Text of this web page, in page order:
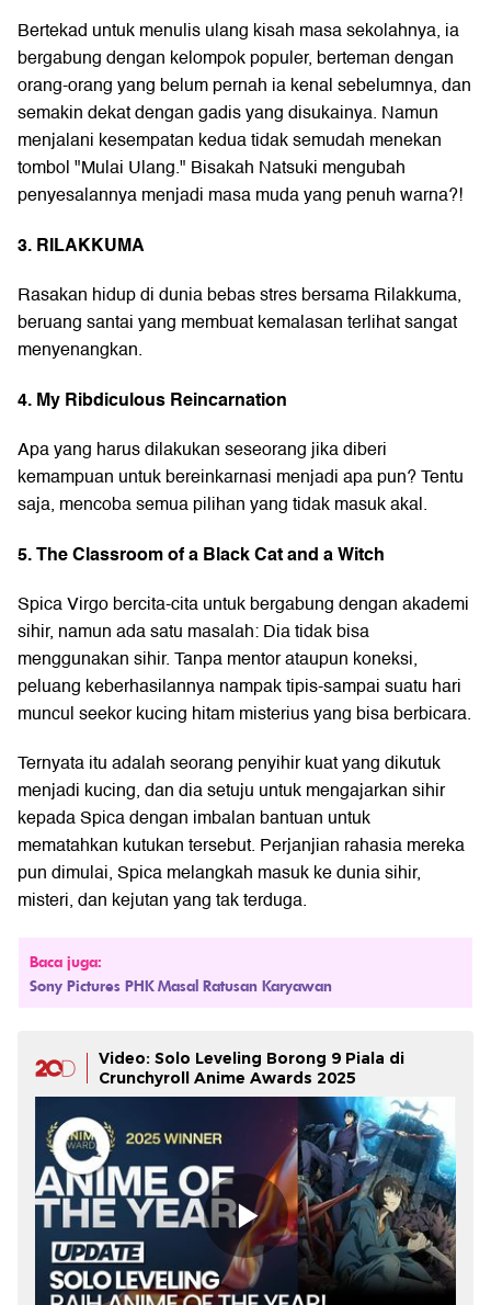
Bertekad untuk menulis ulang kisah masa sekolahnya, ia
bergabung dengan kelompok populer, berteman dengan
orang-orang yang belum pernah ia kenal sebelumnya, dan
semakin dekat dengan gadis yang disukainya. Namun
menjalani kesempatan kedua tidak semudah menekan
tombol "Mulai Ulang." Bisakah Natsuki mengubah
penyesalannya menjadi masa muda yang penuh warna?!
3. RILAKKUMA
Rasakan hidup di dunia bebas stres bersama Rilakkuma,
beruang santai yang membuat kemalasan terlihat sangat
menyenangkan.
4. My Ribdiculous Reincarnation
Apa yang harus dilakukan seseorang jika diberi
kemampuan untuk bereinkarnasi menjadi apa pun? Tentu
saja, mencoba semua pilihan yang tidak masuk akal.
5. The Classroom of a Black Cat and a Witch
Spica Virgo bercita-cita untuk bergabung dengan akademi
sihir, namun ada satu masalah: Dia tidak bisa
menggunakan sihir. Tanpa mentor ataupun koneksi,
peluang keberhasilannya nampak tipis-sampai suatu hari
muncul seekor kucing hitam misterius yang bisa berbicara.
Ternyata itu adalah seorang penyihir kuat yang dikutuk
menjadi kucing, dan dia setuju untuk mengajarkan sihir
kepada Spica dengan imbalan bantuan untuk
mematahkan kutukan tersebut. Perjanjian rahasia mereka
pun dimulai, Spica melangkah masuk ke dunia sihir,
misteri, dan kejutan yang tak terduga.
Baca juga:
Sony Pictures PHK Masal Ratusan Karyawan
Video: Solo Leveling Borong 9 Piala di
Crunchyroll Anime Awards 2025